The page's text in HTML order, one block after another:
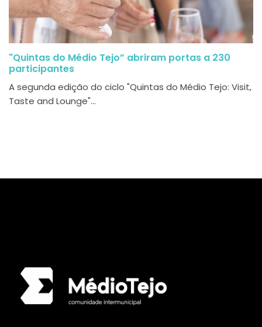
"Quintas do Médio Tejo” abriram portas a 230
participantes
A segunda edição do ciclo "Quintas do Médio Tejo: Visit,
Taste and Lounge"...